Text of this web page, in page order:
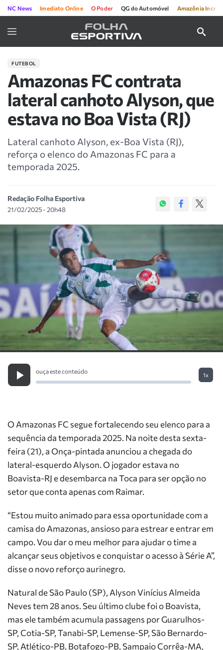
NC News Imediato Online O Poder QG do Automóvel Amazônia
FUTEBOL
Amazonas FC contrata
lateral canhoto Alyson, que
estava no Boa Vista (RJ)
Lateral canhoto Alyson, ex-Boa Vista (RJ),
reforça o elenco do Amazonas FC para a
temporada 2025.
Redação Folha Esportiva
21/02/2025 - 20h48
ouça este conteúdo
1x
O Amazonas FC segue fortalecendo seu elenco para a
sequência da temporada 2025. Na noite desta sexta-
feira (21), a Onça-pintada anunciou a chegada do
lateral-esquerdo Alyson. O jogador estava no
Boavista-RJ e desembarca na Toca para ser opção no
setor que conta apenas com Raimar.
“Estou muito animado para essa oportunidade com a
camisa do Amazonas, ansioso para estrear e entrar em
campo. Vou dar o meu melhor para ajudar o time a
alcançar seus objetivos e conquistar o acesso à Série A”,
disse o novo reforço aurinegro.
Natural de São Paulo (SP), Alyson Vinícius Almeida⁩
Neves tem 28 anos. Seu último clube foi o Boavista,
mas ele também acumula passagens por Guarulhos-
SP, Cotia-SP, Tanabi-SP, Lemense-SP, São Bernardo-
SP, Atlético-PB, Botafogo-PB, Sampaio Corrêa-MA,